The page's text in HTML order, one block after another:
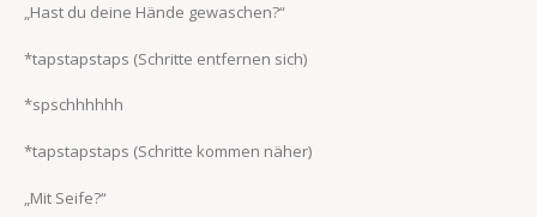
„Hast du deine Hände gewaschen?“
*tapstapstaps (Schritte entfernen sich)
*spschhhhhh
*tapstapstaps (Schritte kommen näher)
„Mit Seife?“